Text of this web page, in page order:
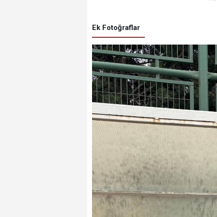
Ek Fotoğraflar